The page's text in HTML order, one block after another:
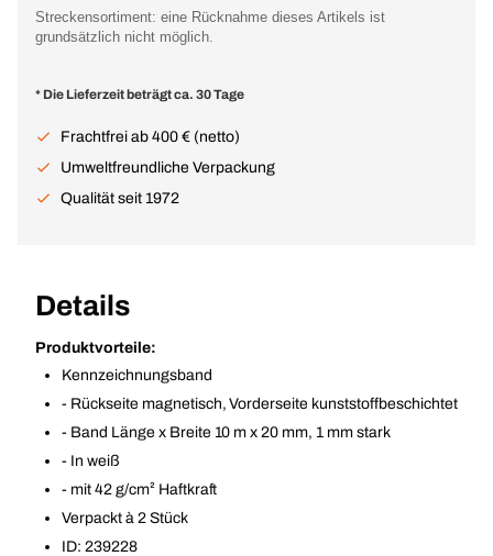
Streckensortiment: eine Rücknahme dieses Artikels ist
grundsätzlich nicht möglich.
* Die Lieferzeit beträgt ca. 30 Tage
Frachtfrei ab 400 € (netto)
Umweltfreundliche Verpackung
Qualität seit 1972
Details
Produktvorteile:
Kennzeichnungsband
- Rückseite magnetisch, Vorderseite kunststoffbeschichtet
- Band Länge x Breite 10 m x 20 mm, 1 mm stark
- In weiß
- mit 42 g/cm² Haftkraft
Verpackt à 2 Stück
ID: 239228